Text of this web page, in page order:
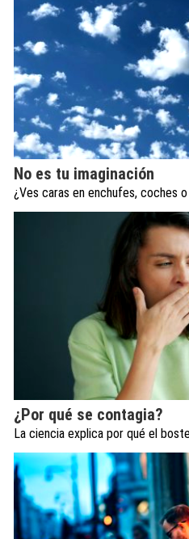
No es tu imaginación
¿Ves caras en enchufes, coches
¿Por qué se contagia?
La ciencia explica por qué el